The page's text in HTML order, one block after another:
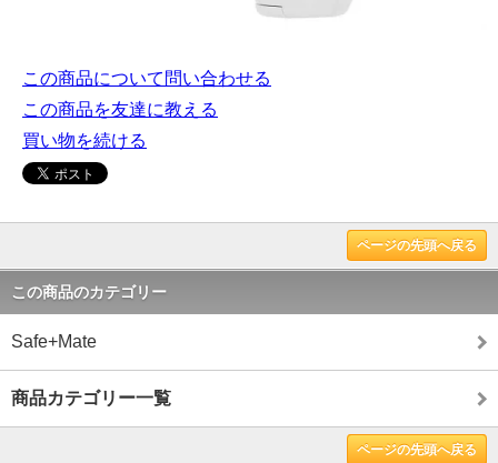
この商品について問い合わせる
この商品を友達に教える
買い物を続ける
ページの先頭へ戻る
この商品のカテゴリー
Safe+Mate
商品カテゴリー一覧
ページの先頭へ戻る